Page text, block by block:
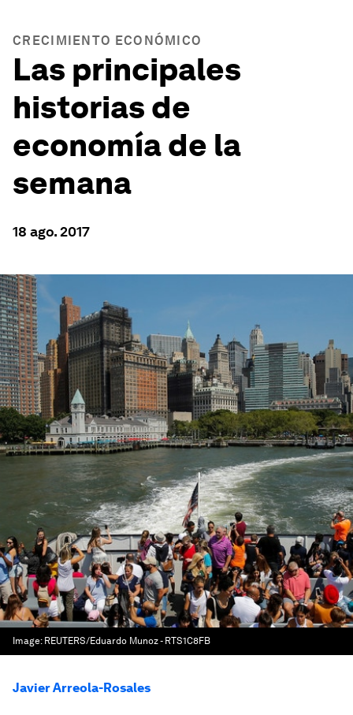
CRECIMIENTO ECONÓMICO
Las principales
historias de
economía de la
semana
18 ago. 2017
Image: REUTERS/Eduardo Munoz - RTS1C8FB
Javier Arreola-Rosales